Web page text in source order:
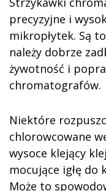
precyzyjne i
mikropłytek. Są
należy dobrze
żywotność i
chromatografów.
Niektóre
chlorowcowane
wysoce klejący
mocujące igłę
Może to